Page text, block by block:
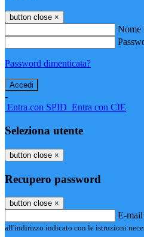
button close ×
Nome
Password dimenticata?
-
Entra con SPID Entra con CIE
Seleziona utente
button close ×
Recupero password
button close ×
E-mail
all'indirizzo indicato con le istruzioni